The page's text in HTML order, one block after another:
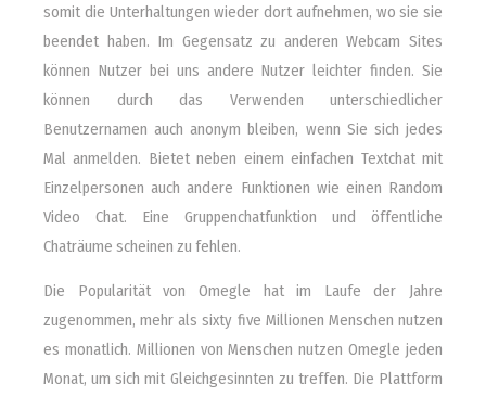
somit die Unterhaltungen wieder dort aufnehmen, wo sie sie
beendet haben. Im Gegensatz zu anderen Webcam Sites
können Nutzer bei uns andere Nutzer leichter finden. Sie
können durch das Verwenden unterschiedlicher
Benutzernamen auch anonym bleiben, wenn Sie sich jedes
Mal anmelden. Bietet neben einem einfachen Textchat mit
Einzelpersonen auch andere Funktionen wie einen Random
Video Chat. Eine Gruppenchatfunktion und öffentliche
Chaträume scheinen zu fehlen.
Die Popularität von Omegle hat im Laufe der Jahre
zugenommen, mehr als sixty five Millionen Menschen nutzen
es monatlich. Millionen von Menschen nutzen Omegle jeden
Monat, um sich mit Gleichgesinnten zu treffen. Die Plattform